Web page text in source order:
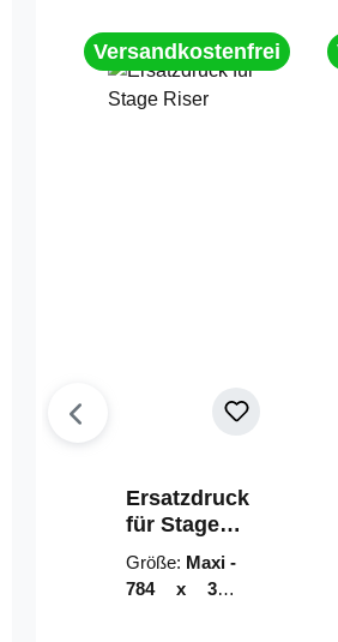
Versandkostenfrei
Ersatzdruck
für Stage
Riser
Größe: Maxi -
784 x 314